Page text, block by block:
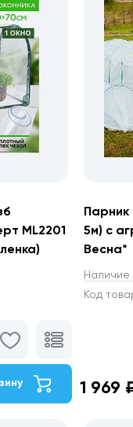
ML2201
5м) с
Весна*
Наличие
Код
1 969